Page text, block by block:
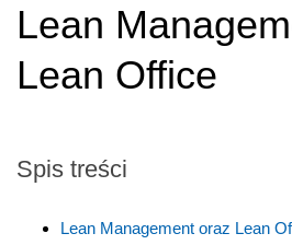
Lean
Lean Office
Spis treści
Lean Management oraz Lean